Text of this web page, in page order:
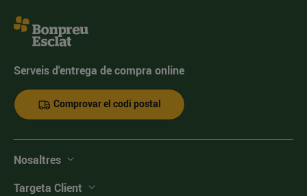
Serveis d'entrega de compra online
Comprovar el codi postal
Nosaltres
Targeta Client